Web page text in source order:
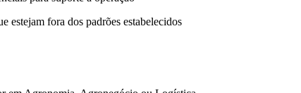
estejam fora dos padrões estabelecidos